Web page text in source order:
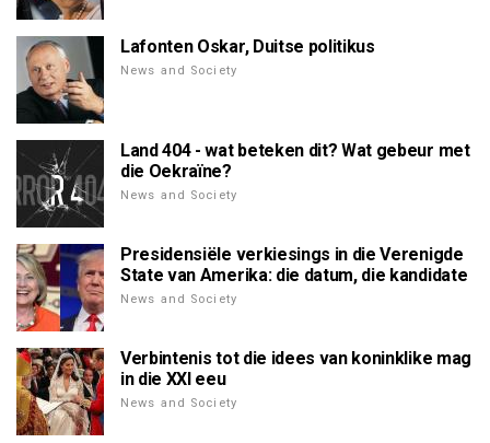
Lafonten Oskar, Duitse politikus
News and Society
Land 404 - wat beteken dit? Wat gebeur met
die Oekraïne?
News and Society
Presidensiële verkiesings in die Verenigde
State van Amerika: die datum, die kandidate
News and Society
Verbintenis tot die idees van koninklike mag
in die XXI eeu
News and Society